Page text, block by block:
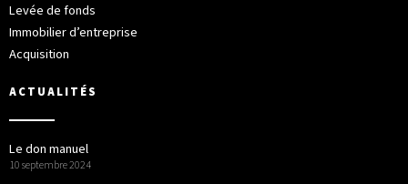
Levée de fonds
Immobilier d’entreprise
Acquisition
ACTUALITÉS
Le don manuel
10 septembre 2024